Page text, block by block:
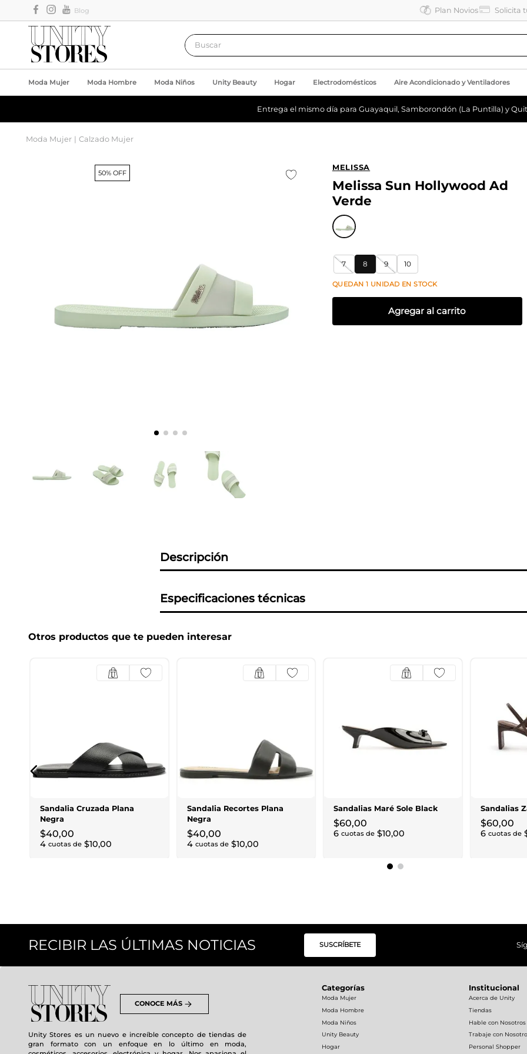
Blog Plan Novios Solicita
Buscar
Moda Mujer Moda Hombre Moda Niños Unity Beauty Hogar Electrodomésticos Aire Acondicionado y Ventiladores
Entrega el mismo día para Guayaquil, Samborondón (La Puntilla) y
Moda Mujer Calzado Mujer
50% OFF
MELISSA
Melissa Sun Hollywood Ad
Verde
7 8 9 10
QUEDAN 1 UNIDAD EN STOCK
Agregar al carrito
Descripción
Especificaciones técnicas
Otros productos que te pueden interesar
Sandalia Cruzada Plana
Negra
$40,00
4 cuotas de $10,00
Sandalia Recortes Plana
Negra
$40,00
4 cuotas de $10,00
Sandalias Maré Sole Black
$60,00
6 cuotas de $10,00
Sandalias
$60,00
6 cuotas de
RECIBIR LAS ÚLTIMAS NOTICIAS SUSCRÍBETE
CONOCE MÁS
Unity Stores es un nuevo e increíble concepto de tiendas de
gran formato con un enfoque en lo último en moda,
Categorías
Moda Mujer
Moda Hombre
Moda Niños
Unity Beauty
Hogar
Institucional
Acerca de Unity
Tiendas
Hable con Nosotros
Trabaje con
Personal Shopper